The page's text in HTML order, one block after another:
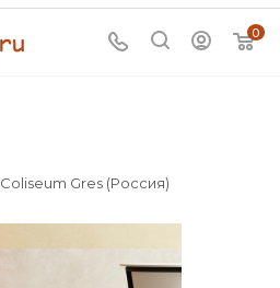
0
Coliseum Gres (Россия)